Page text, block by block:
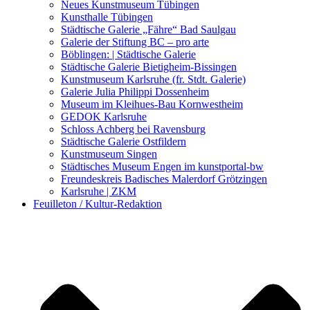
Kunstwettbewerbe, Ausschreibungen für Künstler
Neues Kunstmuseum Tübingen
Kunsthalle Tübingen
Städtische Galerie „Fähre“ Bad Saulgau
Galerie der Stiftung BC – pro arte
Böblingen: | Städtische Galerie
Städtische Galerie Bietigheim-Bissingen
Kunstmuseum Karlsruhe (fr. Stdt. Galerie)
Galerie Julia Philippi Dossenheim
Museum im Kleihues-Bau Kornwestheim
GEDOK Karlsruhe
Schloss Achberg bei Ravensburg
Städtische Galerie Ostfildern
Kunstmuseum Singen
Städtisches Museum Engen im kunstportal-bw
Freundeskreis Badisches Malerdorf Grötzingen
Karlsruhe | ZKM
Feuilleton / Kultur-Redaktion